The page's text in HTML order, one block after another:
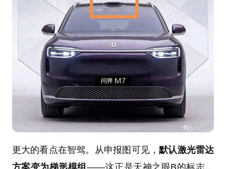
更大的看点在智驾。从申报图可见，默认激光雷达
方案变为梯形模组 ——这正是天神之眼B的标志。